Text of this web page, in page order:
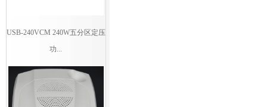
USB-240VCM 240W五分区定压
功...